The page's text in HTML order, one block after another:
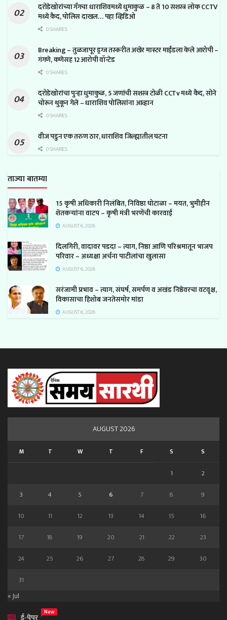
दरोडेखोरांच्या गँगचा धाराशिवमध्ये धुमाकुळ – 8 ते 10 सशस्त्र लोक CCTV
मध्ये कैद, पोलिस दाखल… पहा व्हिडिओ
0 SHARES
Breaking – तुळजापूर ड्रग्ज तस्करीत अखेर मास्टर माईंडला केले आरोपी –
गंगणे, कणेसह 12 आरोपी वॉन्टेड
0 SHARES
दरोडेखोरांचा पुन्हा धुमाकुळ, 5 जणांची सशस्त्र टोळी CCTv मध्ये कैद, सोने
चोरून थुकून गेले – धाराशिव पोलिसांना आव्हान
0 SHARES
वीज पडुन एक तरुण ठार, धाराशिव जिल्ह्यातील घटना
0 SHARES
ताज्या बातम्या
15 कृषी अधिकारी निलंबित, निविष्ठा घोटाळा – मयत, भुमीहीन
शेतकऱ्यांना वाटप – कृषी मंत्री भरणेंची कारवाई
AUGUST 6, 2026
दिलगिरी, वादावर पडदा – त्याग, निष्ठा आणि परिश्रमातून भाजप
परिवार – अध्यक्षा अर्चना पाटीलांचा खुलासा
AUGUST 6, 2026
सरंजामी प्रभाव – त्याग, संघर्ष, समर्पण व अखंड निष्ठेवरचा वटवृक्ष,
विकासाचा हिशोब जनतेसमोर मांडा
AUGUST 6, 2026
AUGUST 2026
M T W T F S S
1
2
3
4 5 6 7 8
9
10
11 12 13 14 15
16
17
18 19 20 21 22
23
24
25 26 27 28 29
30
31
« Jul
ई-पेपर
New